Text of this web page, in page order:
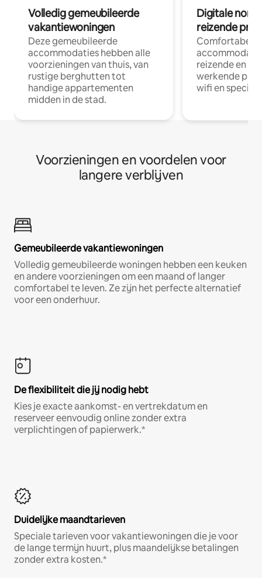
Volledig gemeubileerde
vakantiewoningen
Deze gemeubileerde
accommodaties hebben alle
voorzieningen van thuis, van
rustige berghutten tot
handige appartementen
midden in de stad.
Digitale
reizende
Comfortabele
reizende en
werkende
wifi en
Voorzieningen en voordelen voor
langere verblijven
Gemeubileerde vakantiewoningen
Volledig gemeubileerde woningen hebben een keuken
en andere voorzieningen om een maand of langer
comfortabel te leven. Ze zijn het perfecte alternatief
voor een onderhuur.
De flexibiliteit die jij nodig hebt
Kies je exacte aankomst- en vertrekdatum en
reserveer eenvoudig online zonder extra
verplichtingen of papierwerk.*
Duidelijke maandtarieven
Speciale tarieven voor vakantiewoningen die je voor
de lange termijn huurt, plus maandelijkse betalingen
zonder extra kosten.*